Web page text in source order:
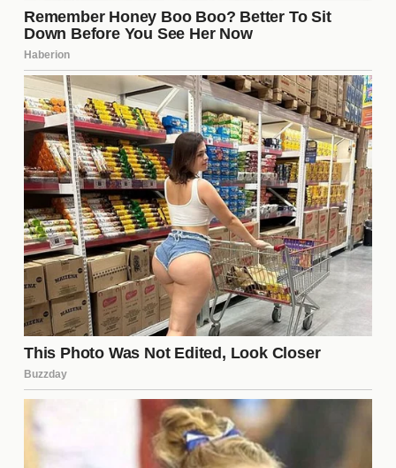
El Papel de los Directores
Técnicos
Los directores técnicos de ambos equipos juegan
un papel crucial en la decisión de llevar a cabo este
intercambio. Su visión y estrategia determinarán si
los jugadores propuestos encajan en el estilo de
juego que desean implementar. La comunicación
entre los entrenadores y la directiva es esencial
para asegurar que cualquier movimiento sea
beneficioso para el equipo en su conjunto, tanto a
corto como a largo plazo.
¿Qué jugadores están
involucrados en el posible
intercambio?
Hasta el momento, los nombres específicos de los
jugadores involucrados en el intercambio entre
América y Tigres no han sido confirmados